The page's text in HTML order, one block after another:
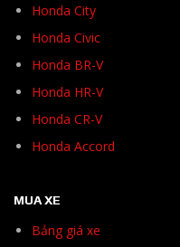
Honda City
Honda Civic
Honda BR-V
Honda HR-V
Honda CR-V
Honda Accord
MUA XE
Bảng giá xe